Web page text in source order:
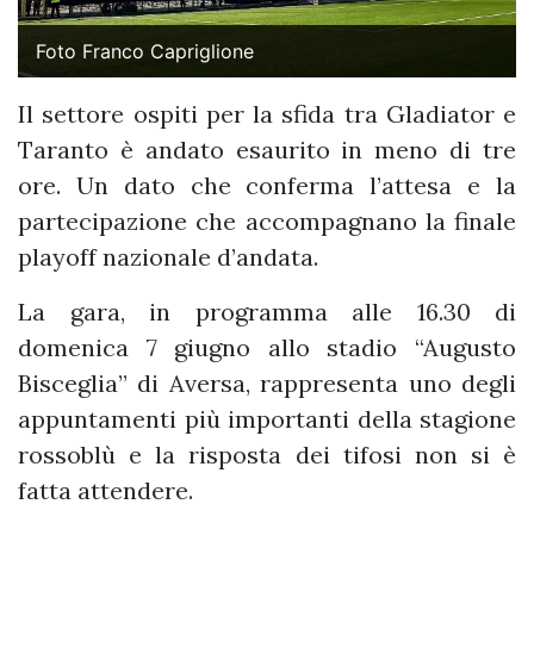
Foto Franco Capriglione
Il settore ospiti per la sfida tra Gladiator e
Taranto è andato esaurito in meno di tre
ore. Un dato che conferma l’attesa e la
partecipazione che accompagnano la finale
playoff nazionale d’andata.
La gara, in programma alle 16.30 di
domenica 7 giugno allo stadio “Augusto
Bisceglia” di Aversa, rappresenta uno degli
appuntamenti più importanti della stagione
rossoblù e la risposta dei tifosi non si è
fatta attendere.